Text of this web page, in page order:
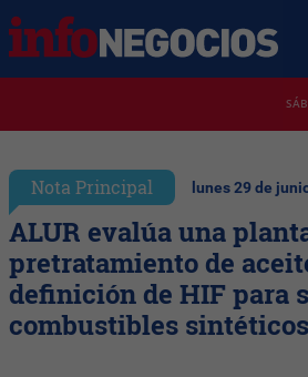
Nota Principal lunes 29 de
ALUR evalúa una
pretratamiento de
definición de HIF para
combustibles sintéticos